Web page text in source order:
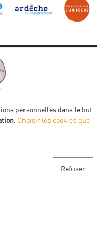
personnelles dans le but
Choisir les cookies que
Refuser